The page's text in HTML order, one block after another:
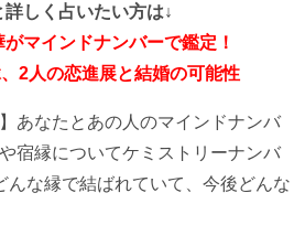
詳しく占いたい方は↓
マインドナンバーで鑑定！
2人の恋進展と結婚の可能性
あなたとあの人のマインドナンバ
宿縁についてケミストリーナンバ
んな縁で結ばれていて、今後どんな